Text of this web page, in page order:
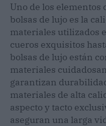
Uno de los elementos
bolsas de lujo es la
materiales utilizados
cueros exquisitos
bolsas de lujo están
materiales
garantizan
materiales de alta
aspecto y tacto
aseguran una larga